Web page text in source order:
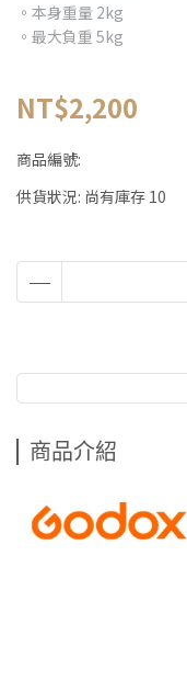
。本身重量 2kg
。最大負重 5kg
NT$2,200
商品編號:
供貨狀況: 尚有庫存 10
商品介紹